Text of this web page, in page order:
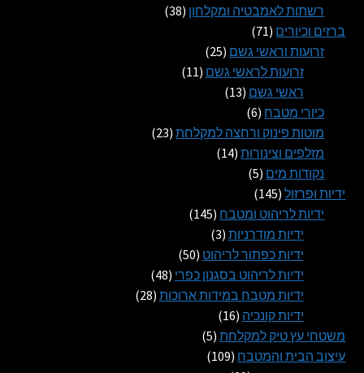
מוצרים רשתות לאמבטיה ומקלחון 38
38
ברזים וכיורים 71
71
מוצרים
זרועות וראשי גשם 25
25
מוצריםזרועות לראשי גשם 11
11
ראשי גשם 13
13
כיורי מטבח 6
6
מוצרים
מוטות פינוק ורחצה למקלחת 23
23
מזלפים וצינורות 14
14
נקודות מים 5
5
ידיות ופרזול 145
145
מוצרים
ידיות לריהוט ומטבח 145
145
ידיות מודרניות 3
3
מוצריםידיות כפתור לריהוט 50
50
מוצריםידיות לריהוט בסגנון כפרי 48
48
מוצרים ידיות מטבח במידות ארוכות 28
28
ידיות קונכיה 16
16
מוצריםמשטחי עץ טיק למקלחת 5
5
מוצרים
עיצוב הבית והמטבח 109
109